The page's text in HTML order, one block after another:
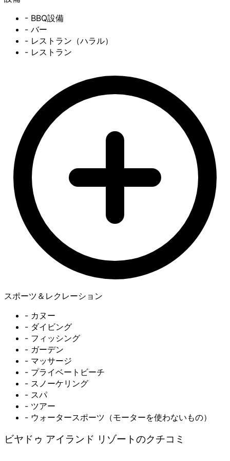
- BBQ設備
- バー
- レストラン（ハラル）
- レストラン
スポーツ＆レクレーション
- カヌー
- ダイビング
- フィッシング
- ガーデン
- マッサージ
- プライベートビーチ
- スノーケリング
- スパ
- ツアー
- ウォータースポーツ（モーターを使わないもの）
ビヤドゥ アイランド リゾートのクチコミ